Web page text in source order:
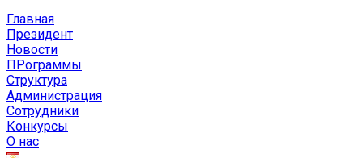
Главная
Президент
Новости
ПРограммы
Структура
Администрация
Сотрудники
Конкурсы
О нас